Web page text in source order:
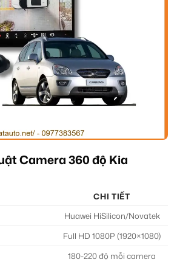
Camera 360 độ Kia
CHI TIẾT
Huawei HiSilicon/Novatek
Full HD 1080P (1920×1080)
180-220 độ mỗi camera